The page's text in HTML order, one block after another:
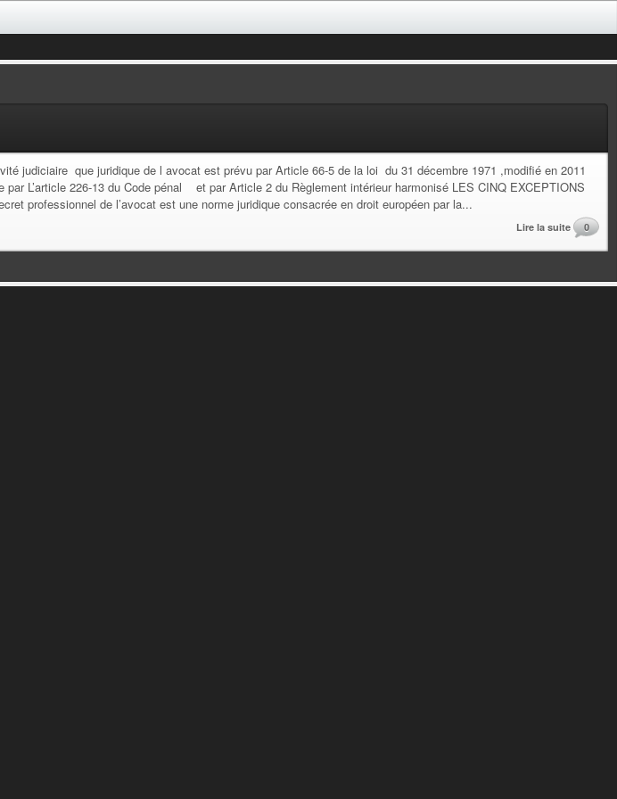
judiciaire que juridique de l avocat est prévu par Article 66-5 de la loi du 31 décembre 1971 ,modifié en 2011
L’article 226-13 du Code pénal et par Article 2 du Règlement intérieur harmonisé LES CINQ EXCEPTIONS
professionnel de l’avocat est une norme juridique consacrée en droit européen par la...
Lire la suite 0